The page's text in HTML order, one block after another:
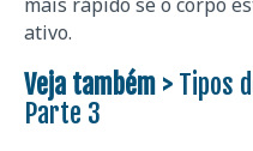
ativo.
Veja também > Tipos
Parte 3